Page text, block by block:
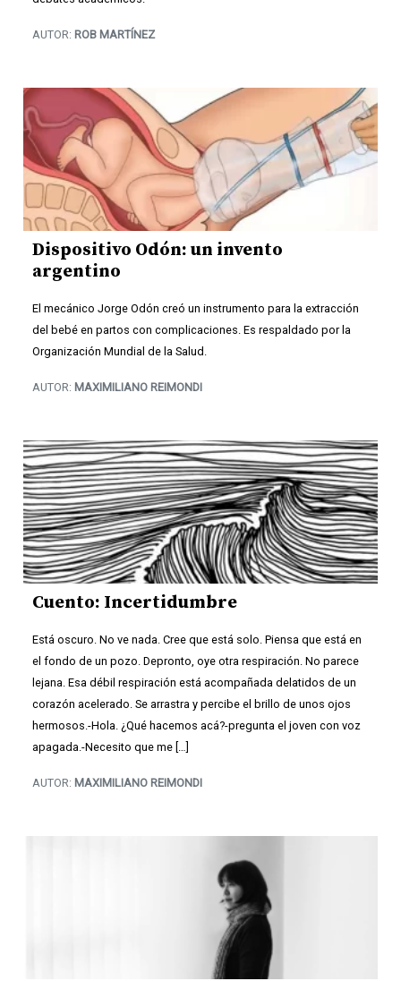
AUTOR: ROB MARTÍNEZ
Dispositivo Odón: un invento
argentino
El mecánico Jorge Odón creó un instrumento para la extracción
del bebé en partos con complicaciones. Es respaldado por la
Organización Mundial de la Salud.
AUTOR: MAXIMILIANO REIMONDI
Cuento: Incertidumbre
Está oscuro. No ve nada. Cree que está solo. Piensa que está en
el fondo de un pozo. Depronto, oye otra respiración. No parece
lejana. Esa débil respiración está acompañada delatidos de un
corazón acelerado. Se arrastra y percibe el brillo de unos ojos
hermosos.-Hola. ¿Qué hacemos acá?-pregunta el joven con voz
apagada.-Necesito que me […]
AUTOR: MAXIMILIANO REIMONDI